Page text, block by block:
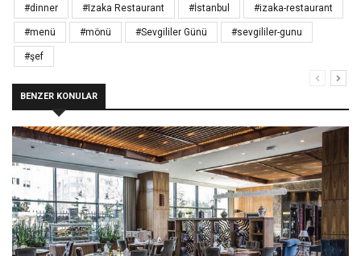
#dinner #Izaka Restaurant #İstanbul #izaka-restaurant
#menü #mönü #Sevgililer Günü #sevgililer-gunu
#şef
BENZER KONULAR